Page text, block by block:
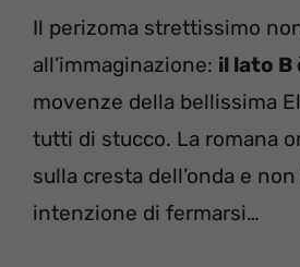
Il perizoma strettissimo
all’immaginazione: il lato B
movenze della bellissima
tutti di stucco. La romana
sulla cresta dell’onda e
intenzione di fermarsi…